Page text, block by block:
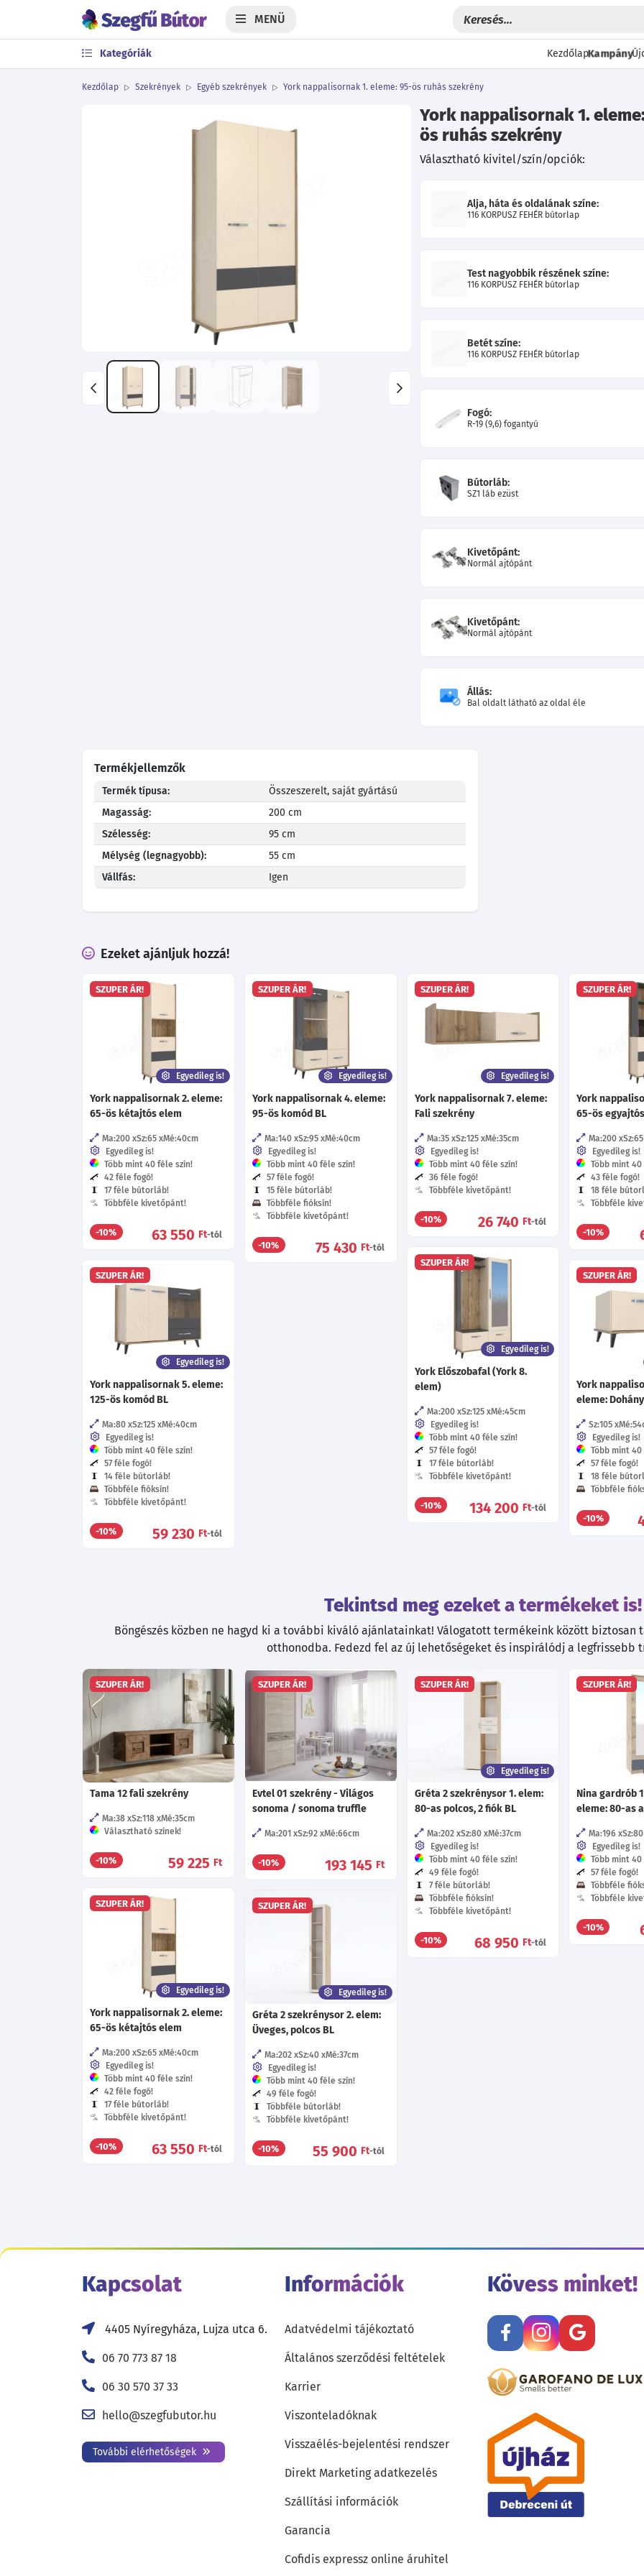
MENÜ
Kategóriák KezdőlapKampány
Kezdőlap Szekrények Egyéb szekrények York nappalisornak 1. eleme: 95-ös ruhás szekrény
York nappalisornak 1.
ös ruhás szekrény
Választható kivitel/szín/opciók:
Alja, háta és oldalának színe:
116 KORPUSZ FEHÉR bútorlap
Test nagyobbik részének színe:
116 KORPUSZ FEHÉR bútorlap
Betét színe:
116 KORPUSZ FEHÉR bútorlap
Fogó:
R-19 (9,6) fogantyú
Bútorláb:
SZ1 láb ezüst
Kivetőpánt:
Normál ajtópánt
Kivetőpánt:
Normál ajtópánt
Állás:
Bal oldalt látható az oldal éle
Termékjellemzők
Termék típusa:
Összeszerelt, saját gyártású
Magasság:
200 cm
Szélesség:
95 cm
Mélység (legnagyobb):
55 cm
Vállfás:
Igen
Ezeket ajánljuk hozzá!
SZUPER ÁR!
Egyedileg is!
York nappalisornak 2. eleme:
65-ös kétajtós elem
Ma:200 Sz:65 Mé:40cm
Egyedileg is!
Több mint 40 féle szín!
42 féle fogó!
17 féle bútorláb!
Többféle kivetőpánt!
-10% 63 550 Ft-tól
SZUPER ÁR!
Egyedileg is!
York nappalisornak 4. eleme:
95-ös komód BL
Ma:140 Sz:95 Mé:40cm
Egyedileg is!
Több mint 40 féle szín!
57 féle fogó!
15 féle bútorláb!
Többféle fióksín!
Többféle kivetőpánt!
-10% 75 430 Ft-tól
SZUPER ÁR!
Egyedileg is!
York nappalisornak 7. eleme:
Fali szekrény
Ma:35 Sz:125 Mé:35cm
Egyedileg is!
Több mint 40 féle szín!
36 féle fogó!
Többféle kivetőpánt!
-10% 26 740 Ft-tól
SZUPER ÁR!
York
65-ös
Ma:200
Sz:65
Egyedileg is!
Több mint
43 féle fogó!
18 féle
Többféle
-10%
SZUPER ÁR!
Egyedileg is!
York Előszobafal (York 8.
elem)
Ma:200 Sz:125 Mé:45cm
Egyedileg is!
Több mint 40 féle szín!
57 féle fogó!
17 féle bútorláb!
Többféle kivetőpánt!
-10% 134 200 Ft-tól
SZUPER ÁR!
Egyedileg is!
York nappalisornak 5. eleme:
125-ös komód BL
Ma:80 Sz:125 Mé:40cm
Egyedileg is!
Több mint 40 féle szín!
57 féle fogó!
14 féle bútorláb!
Többféle fióksín!
Többféle kivetőpánt!
-10% 59 230 Ft-tól
SZUPER ÁR!
York
eleme:
Sz:105 Mé:54
Egyedileg is!
Több mint
57 féle fogó!
18 féle
Többféle
-10%
Tekintsd meg ezeket a termékeket is!
Böngészés közben ne hagyd ki a további kiváló ajánlatainkat! Válogatott termékeink között
otthonodba. Fedezd fel az új lehetőségeket és inspirálódj a legfrissebb
SZUPER ÁR!
Tama 12 fali szekrény
Ma:38 Sz:118 Mé:35cm
Választható színek!
-10% 59 225 Ft
SZUPER ÁR!
Evtel 01 szekrény - Világos
sonoma / sonoma truffle
Ma:201 Sz:92 Mé:66cm
-10% 193 145 Ft
SZUPER ÁR!
Egyedileg is!
Gréta 2 szekrénysor 1. elem:
80-as polcos, 2 fiók BL
Ma:202 Sz:80 Mé:37cm
Egyedileg is!
Több mint 40 féle szín!
49 féle fogó!
7 féle bútorláb!
Többféle fióksín!
Többféle kivetőpánt!
-10% 68 950 Ft-tól
SZUPER ÁR!
Nina gardrób
eleme: 80-as
Ma:196
Sz:80
Egyedileg is!
Több mint
57 féle fogó!
Többféle
Többféle
-10%
SZUPER ÁR!
Egyedileg is!
York nappalisornak 2. eleme:
65-ös kétajtós elem
Ma:200 Sz:65 Mé:40cm
Egyedileg is!
Több mint 40 féle szín!
42 féle fogó!
17 féle bútorláb!
Többféle kivetőpánt!
-10% 63 550 Ft-tól
SZUPER ÁR!
Egyedileg is!
Gréta 2 szekrénysor 2. elem:
Üveges, polcos BL
Ma:202 Sz:40 Mé:37cm
Egyedileg is!
Több mint 40 féle szín!
49 féle fogó!
Többféle bútorláb!
Többféle kivetőpánt!
-10% 55 900 Ft-tól
Kapcsolat
4405 Nyíregyháza, Lujza utca 6.
06 70 773 87 18
06 30 570 37 33
hello@szegfubutor.hu
További elérhetőségek
Információk
Adatvédelmi tájékoztató
Általános szerződési feltételek
Karrier
Viszonteladóknak
Visszaélés-bejelentési rendszer
Direkt Marketing adatkezelés
Szállítási információk
Garancia
Cofidis expressz online áruhitel
Kövess minket!